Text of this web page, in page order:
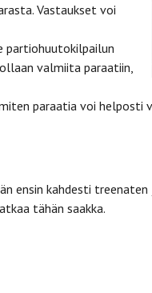
Vastaukset voi
partiohuutokilpailun
valmiita paraatiin,
paraatia voi helposti
ensin kahdesti
tähän saakka.